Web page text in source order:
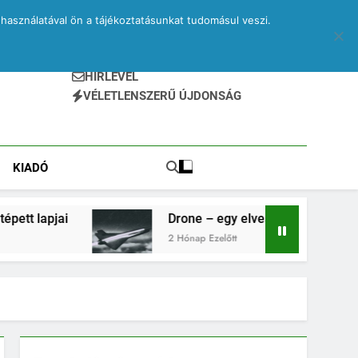
HÍRLEVÉL
VÉLETLENSZERŰ ÚJDONSÁG
KIADÓ
Drone – egy elveszett jegyzetfüzet kitépett
2 Hónap Ezelőtt
ön a tájékoztatásunkat tudomásul veszi.